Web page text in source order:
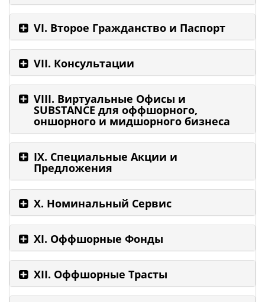
VI. Второе Гражданство и Паспорт
VII. Консультации
VIII. Виртуальные Офисы и
SUBSTANCE для оффшорного,
оншорного и мидшорного бизнеса
IX. Специальные Акции и
Предложения
Х. Номинальный Сервис
ХI. Оффшорные Фонды
XII. Оффшорные Трасты